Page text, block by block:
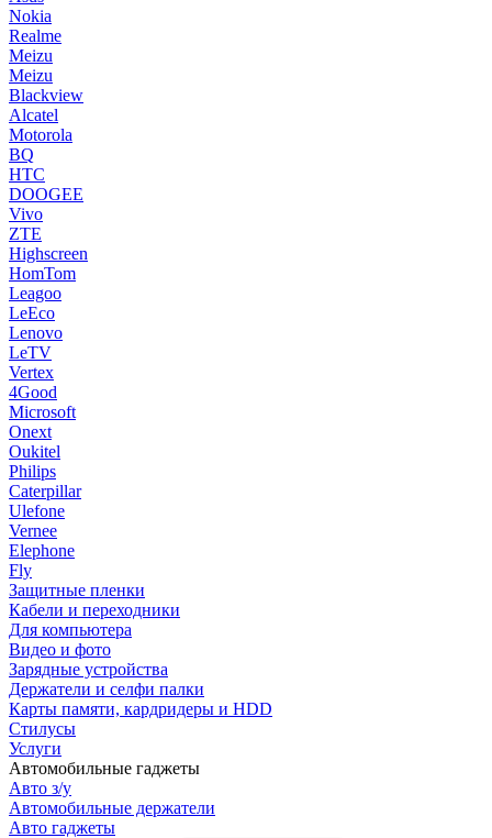
Nokia
Realme
Meizu
Meizu
Blackview
Alcatel
Motorola
BQ
HTC
DOOGEE
Vivo
ZTE
Highscreen
HomTom
Leagoo
LeEco
Lenovo
LeTV
Vertex
4Good
Microsoft
Onext
Oukitel
Philips
Caterpillar
Ulefone
Vernee
Elephone
Fly
Защитные пленки
Кабели и переходники
Для компьютера
Видео и фото
Зарядные устройства
Держатели и селфи палки
Карты памяти, кардридеры и HDD
Стилусы
Услуги
Автомобильные гаджеты
Авто з/у
Автомобильные держатели
Авто гаджеты